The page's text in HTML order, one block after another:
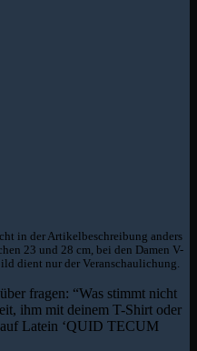
in der Artikelbeschreibung anders
23 und 28 cm, bei den Damen V-
dient nur der Veranschaulichung.
fragen: “Was stimmt nicht
ihm mit deinem T-Shirt oder
Latein ‘QUID TECUM